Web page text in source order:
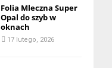
Folia Mleczna Super
Opal do szyb w
oknach
17 lutego, 2026